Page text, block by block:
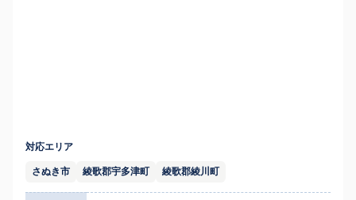
対応エリア
さぬき市 綾歌郡宇多津町 綾歌郡綾川町